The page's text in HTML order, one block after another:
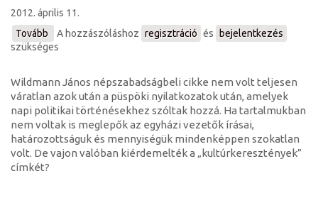
2012. április 11.
Tovább
(„Kultúrkeresztények”
és
A hozzászóláshoz regisztráció és
bejelentkezés
szükséges
Wildmann János népszabadságbeli cikke nem volt teljesen
váratlan azok után a püspöki nyilatkozatok után, amelyek
napi politikai történésekhez szóltak hozzá. Ha tartalmukban
nem voltak is meglepők az egyházi vezetők írásai,
határozottságuk és mennyiségük mindenképpen szokatlan
volt. De vajon valóban kiérdemelték a „kultúrkeresztények”
címkét?